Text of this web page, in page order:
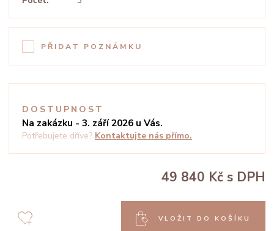
PŘIDAT POZNÁMKU
DOSTUPNOST
Na zakázku - 3. září 2026 u Vás.
Potřebujete dříve? Kontaktujte nás přímo.
49 840 Kč s DPH
VLOŽIT DO KOŠÍKU